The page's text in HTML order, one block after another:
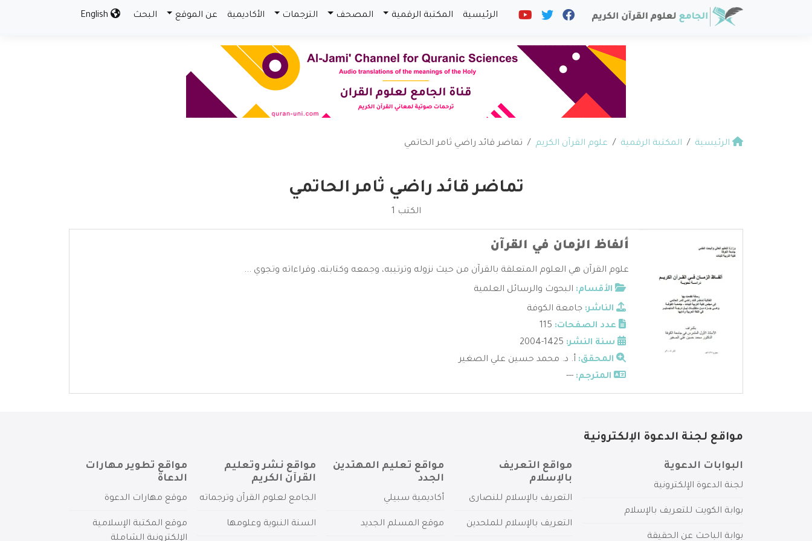
الرئيسية المكتبة الرقمية المصحف الترجمات الأكاديمية عن الموقع البحث
الرئيسية المكتبة الرقمية علوم القرآن الكريم تماضر قائد راضي ثامر الحاتمي
تماضر قائد راضي ثامر الحاتمي
الكتب 1
ألفاظ الزمان في القرآن
علوم القرآن هي العلوم المتعلقة بالقرآن من حيث نزوله وترتيبه، وجمعه وكتابته، وقراءاته وتجوي ...
الأقسام: البحوث والرسائل العلمية
الناشر: جامعة الكوفة
عدد الصفحات:
سنة النشر:
المحقق: أ. د. محمد حسين علي الصغير
المترجم: ---
مواقع لجنة الدعوة الإلكترونية
البوابات الدعوية
لجنة الدعوة الإلكترونية
بوابة الكويت للتعريف بالإسلام
بوابة الباحث عن الحقيقة
مواقع التعريف
بالإسلام
التعريف بالإسلام للنصارى
التعريف بالإسلام للملحدين
مواقع تعليم المهتدين
الجدد
أكاديمية سبيلي
موقع المسلم الجديد
مواقع نشر وتعليم
القرآن الكريم
الجامع لعلوم القرآن وترجماته
السنة النبوية وعلومها
مواقع تطوير مهارات
الدعاة
موقع مهارات الدعوة
موقع المكتبة الإسلامية
الإلكترونية الشاملة